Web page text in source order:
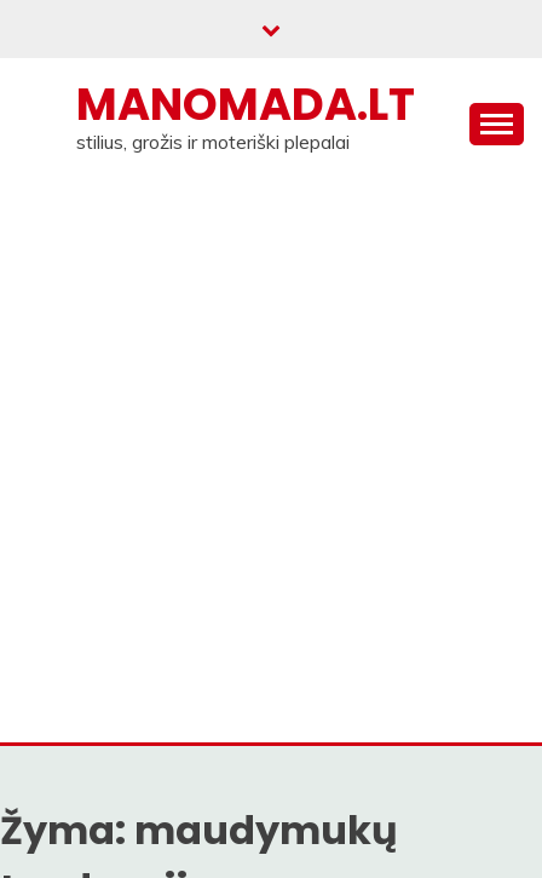
MANOMADA.LT
stilius, grožis ir moteriški plepalai
Žyma: maudymukų